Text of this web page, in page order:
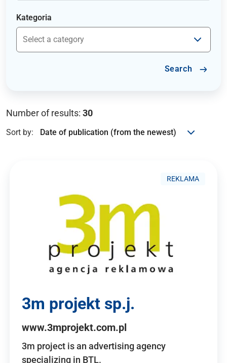
Kategoria
Search
Number of results: 30
Sort by:
REKLAMA
3m projekt sp.j.
www.3mprojekt.com.pl
3m project is an advertising agency
specializing in BTL.